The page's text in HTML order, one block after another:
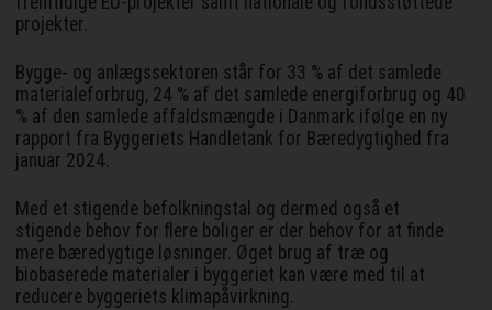
projekter.
Bygge- og anlægssektoren står for 33 % af det samlede
materialeforbrug, 24 % af det samlede energiforbrug og 40
% af den samlede affaldsmængde i Danmark ifølge en ny
rapport fra Byggeriets Handletank for Bæredygtighed fra
januar 2024.
Med et stigende befolkningstal og dermed også et
stigende behov for flere boliger er der behov for at finde
mere bæredygtige løsninger. Øget brug af træ og
biobaserede materialer i byggeriet kan være med til at
reducere byggeriets klimapåvirkning.